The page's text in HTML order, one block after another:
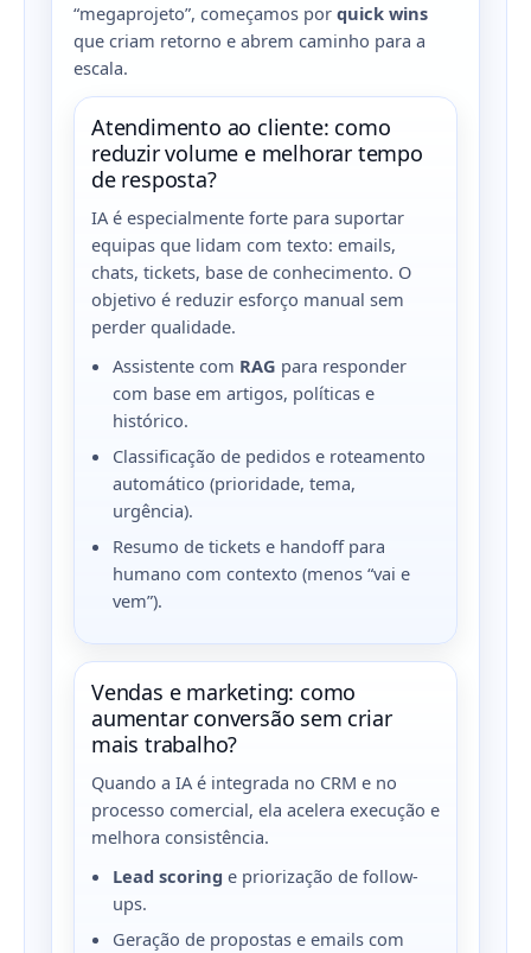
“megaprojeto”, começamos por quick wins
que criam retorno e abrem caminho para a
escala.
Atendimento ao cliente: como
reduzir volume e melhorar tempo
de resposta?
IA é especialmente forte para suportar
equipas que lidam com texto: emails,
chats, tickets, base de conhecimento. O
objetivo é reduzir esforço manual sem
perder qualidade.
Assistente com RAG para responder
com base em artigos, políticas e
histórico.
Classificação de pedidos e roteamento
automático (prioridade, tema,
urgência).
Resumo de tickets e handoff para
humano com contexto (menos “vai e
vem”).
Vendas e marketing: como
aumentar conversão sem criar
mais trabalho?
Quando a IA é integrada no CRM e no
processo comercial, ela acelera execução e
melhora consistência.
Lead scoring e priorização de follow-
ups.
Geração de propostas e emails com